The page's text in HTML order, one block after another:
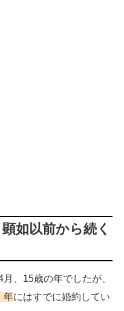
如以前から続く
月、15歳の年でしたが、
年にはすでに婚約してい